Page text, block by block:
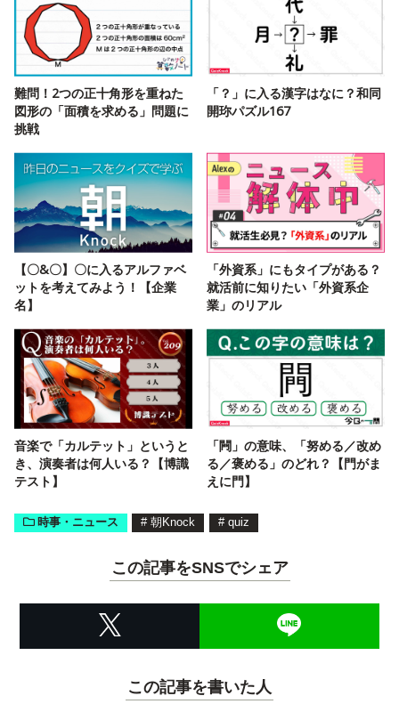
難問！2つの正十角形を重ねた
図形の「面積を求める」問題に
挑戦
「？」に入る漢字はなに？和同
開珎パズル167
【〇&〇】〇に入るアルファベ
ットを考えてみよう！【企業
名】
「外資系」にもタイプがある？
就活前に知りたい「外資系企
業」のリアル
音楽で「カルテット」というと
き、演奏者は何人いる？【博識
テスト】
「闁」の意味、「努める／改め
る／褒める」のどれ？【門がま
えに門】
時事・ニュース # 朝Knock # quiz
この記事をSNSでシェア
この記事を書いた人